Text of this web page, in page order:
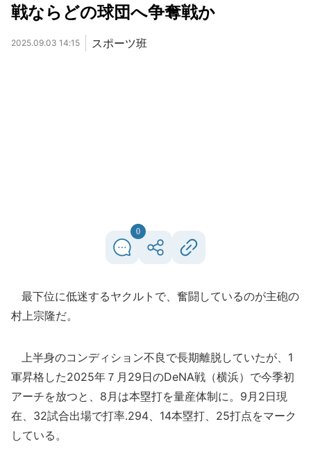
戦ならどの球団へ争奪戦か
2025.09.03 14:15 スポーツ班
0
最下位に低迷するヤクルトで、奮闘しているのが主砲の
村上宗隆だ。
上半身のコンディション不良で長期離脱していたが、1
軍昇格した2025年７月29日のDeNA戦（横浜）で今季初
アーチを放つと、8月は本塁打を量産体制に。9月2日現
在、32試合出場で打率.294、14本塁打、25打点をマーク
している。